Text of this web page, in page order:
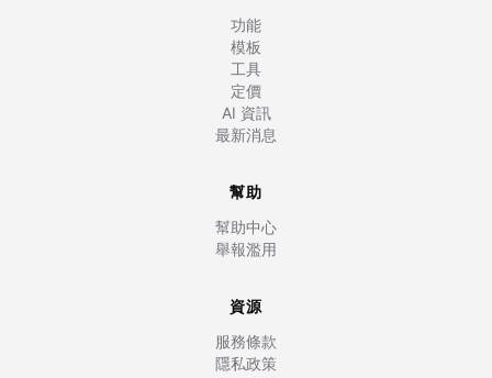
功能
模板
工具
定價
AI 資訊
最新消息
幫助
幫助中心
舉報濫用
資源
服務條款
隱私政策